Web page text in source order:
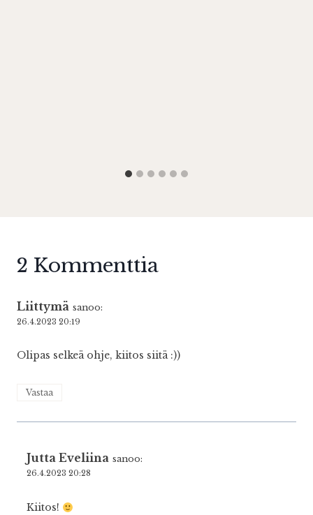
2 Kommenttia
Liittymä sanoo:
26.4.2023 20:19
Olipas selkeä ohje, kiitos siitä :))
Vastaa
Jutta Eveliina sanoo:
26.4.2023 20:28
Kiitos!